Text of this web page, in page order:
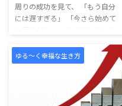
周りの成功を見て、 「もう自分
には遅すぎる」 「今さら始めて
さい。 人生には、誰かが決めた
締切などありません。 学校のチ
ャイムのように、 「はい、ここ
までです」と鳴るベルはないので
す。 夢に、賞味期限はありませ
ゆる～く幸福な生き方